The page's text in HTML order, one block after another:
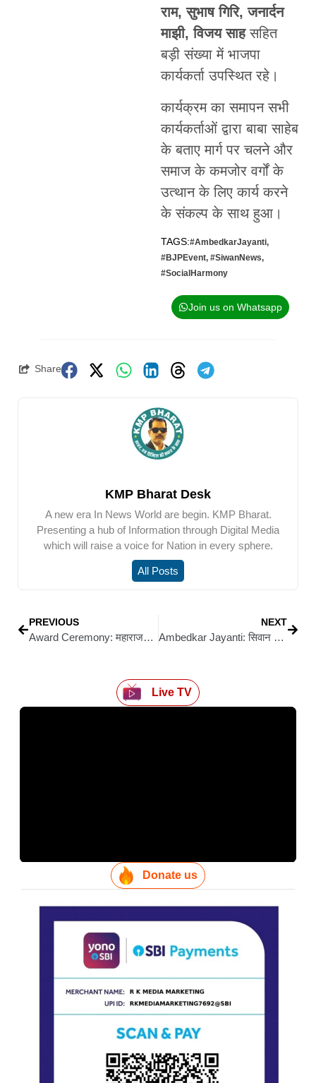
राम, सुभाष गिरि, जनार्दन
माझी, विजय साहसहित
बड़ी संख्या में भाजपा
कार्यकर्ता उपस्थित रहे।
कार्यक्रम का समापन सभी
कार्यकर्ताओं द्वारा बाबा साहेब
के बताए मार्ग पर चलने और
समाज के कमजोर वर्गों के
उत्थान के लिए कार्य करने
के संकल्प के साथ हुआ।
TAGS:#AmbedkarJayanti,
#BJPEvent, #SiwanNews,
#SocialHarmony
Join us on Whatsapp
Share
KMP Bharat Desk
A new era In News World are begin. KMP Bharat.
Presenting a hub of Information through Digital Media
which will raise a voice for Nation in every sphere.
All Posts
PREVIOUS
Award Ceremony: महाराजगंज में प्रतिभा और संघर्ष का संगम: स्वतंत्रता सेनानी मुंशी सिंह को मिला आरपी सिंह मेमोरियल प्राइज
NEXT
Ambedkar Jayanti: सिवान में धूमधाम से मनी बाबा साहेब की 135वीं जयंती, सामाजिक समरसता और शिक्षा पर दिया गया जोर
Live TV
Donate us